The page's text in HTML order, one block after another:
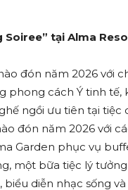
tại Alma
đón năm 2026 với
phong cách Ý tinh
ngồi ưu tiên tại
đón năm 2026 với
Garden phục vụ
một bữa tiệc lý
diễn nhạc sống